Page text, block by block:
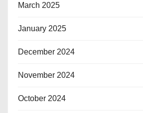
March 2025
January 2025
December 2024
November 2024
October 2024